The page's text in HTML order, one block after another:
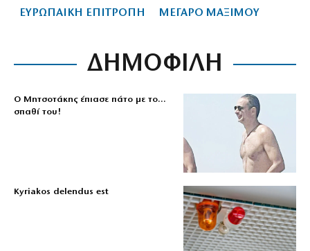
ΕΥΡΩΠΑΙΚΗ ΕΠΙΤΡΟΠΗ
ΜΕΓΑΡΟ ΜΑΞΙΜΟΥ
ΔΗΜΟΦΙΛΗ
Ο Μητσοτάκης έπιασε πάτο με το…
σπαθί του!
Kyriakos delendus est